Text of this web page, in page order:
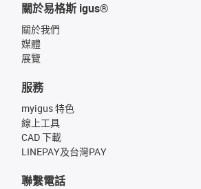
關於易格斯 igus®
關於我們
媒體
展覽
服務
myigus 特色
線上工具
CAD 下載
LINEPAY及台灣PAY
聯繫電話